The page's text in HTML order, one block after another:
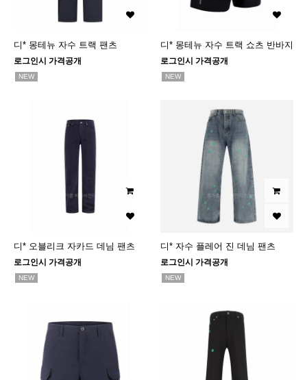
디* 몽테뉴 자수 트랙 팬츠
로그인시 가격공개
NEW
디* 몽테뉴 자수 트랙 쇼츠 반바지
로그인시 가격공개
NEW
디* 오블리크 자카드 데님 팬츠
로그인시 가격공개
NEW
디* 자수 플레어 진 데님 팬츠
로그인시 가격공개
NEW